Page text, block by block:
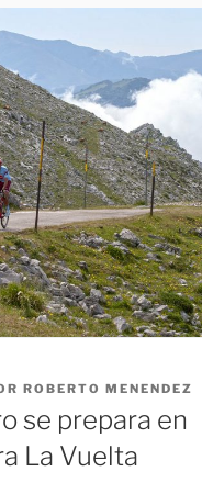
ROBERTO MENENDEZ
se prepara en
La Vuelta